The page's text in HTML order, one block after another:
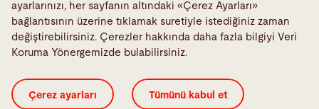
Sosyal medya
ayarlarınızı, her sayfanın altındaki «Çerez Ayarları»
bağlantısının üzerine tıklamak suretiyle istediğiniz zaman
değiştirebilirsiniz. Çerezler hakkında daha fazla bilgiyi Veri
Koruma Yönergemizde bulabilirsiniz.
Çerez ayarları Tümünü kabul et